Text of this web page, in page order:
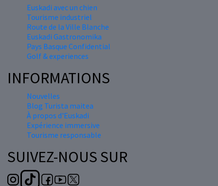
Euskadi avec un chien
Tourisme industriel
Route de la Ville Blanche
Euskadi Gastronomika
Pays Basque Confidential
Golf & experiences
INFORMATIONS
Nouvelles
Blog Turista maitea
À propos d'Euskadi
Expérience immersive
Tourisme responsable
SUIVEZ-NOUS SUR